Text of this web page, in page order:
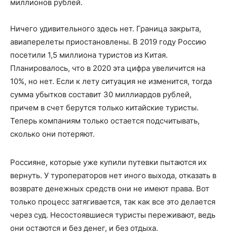
миллионов рублей.
Ничего удивительного здесь нет. Граница закрыта,
авиаперелеты приостановлены. В 2019 году Россию
посетили 1,5 миллиона туристов из Китая.
Планировалось, что в 2020 эта цифра увеличится на
10%, но нет. Если к лету ситуация не изменится, тогда
сумма убытков составит 30 миллиардов рублей,
причем в счет берутся только китайские туристы.
Теперь компаниям только остается подсчитывать,
сколько они потеряют.
Россияне, которые уже купили путевки пытаются их
вернуть. У туроператоров нет иного выхода, отказать в
возврате денежных средств они не имеют права. Вот
только процесс затягивается, так как все это делается
через суд. Несостоявшиеся туристы переживают, ведь
они остаются и без денег, и без отдыха.